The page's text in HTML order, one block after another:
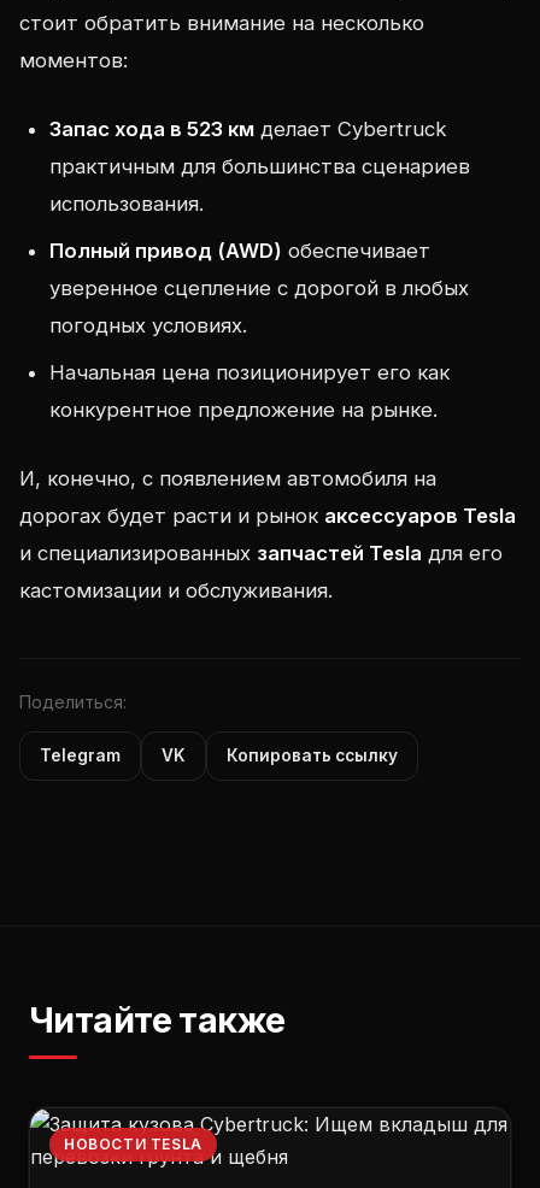
стоит обратить внимание на несколько
моментов:
Запас хода в 523 км делает Cybertruck
практичным для большинства сценариев
использования.
Полный привод (AWD) обеспечивает
уверенное сцепление с дорогой в любых
погодных условиях.
Начальная цена позиционирует его как
конкурентное предложение на рынке.
И, конечно, с появлением автомобиля на
дорогах будет расти и рынок аксессуаров Tesla
и специализированных запчастей Tesla для его
кастомизации и обслуживания.
Поделиться:
Telegram VK Копировать ссылку
Читайте также
НОВОСТИ TESLA